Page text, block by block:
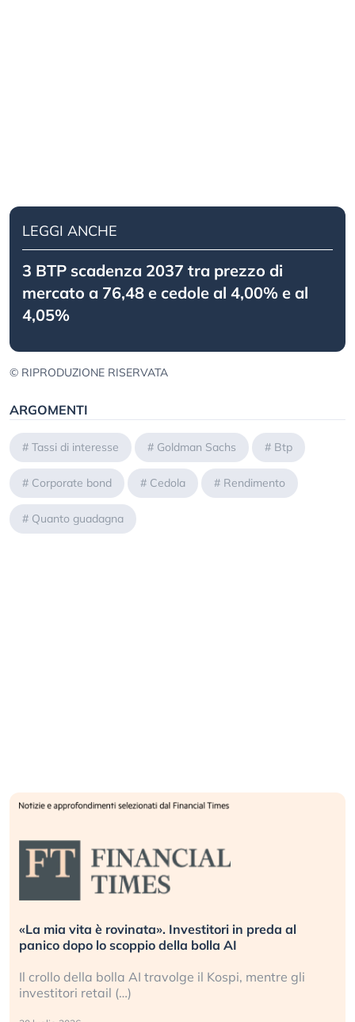
LEGGI ANCHE
3 BTP scadenza 2037 tra prezzo di
mercato a 76,48 e cedole al 4,00% e al
4,05%
© RIPRODUZIONE RISERVATA
ARGOMENTI
# Tassi di interesse # Goldman Sachs # Btp
# Corporate bond # Cedola # Rendimento
# Quanto guadagna
al
gli
Quando la finanza pesa più dell’economia
L’America sta ripetendo gli errori del 2008?
La ricchezza mondiale cresce, ma è
sganciata dall’economia reale. (…)